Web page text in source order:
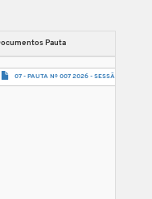
Pauta
07 - PAUTA Nº 007 2026 - SESSÃO